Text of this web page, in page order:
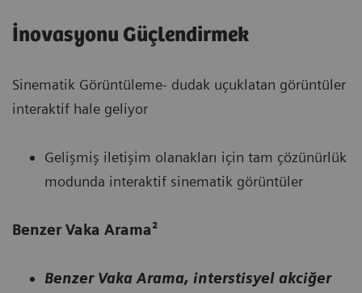
İnovasyonu Güçlendirmek
Sinematik Görüntüleme- dudak uçuklatan görüntüler
interaktif hale geliyor
Gelişmiş iletişim olanakları için tam çözünürlük
modunda interaktif sinematik görüntüler
Benzer Vaka Arama²
Benzer Vaka Arama, interstisyel akciğer